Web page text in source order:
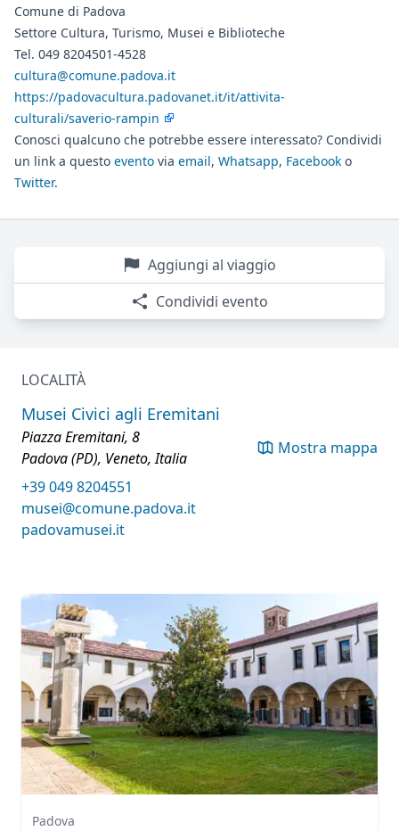
Comune di Padova
Settore Cultura, Turismo, Musei e Biblioteche
Tel. 049 8204501-4528
cultura@comune.padova.it
https://padovacultura.padovanet.it/it/attivita-
culturali/saverio-rampin
Conosci qualcuno che potrebbe essere interessato? Condividi
un link a questo evento via email, Whatsapp, Facebook o
Twitter.
Aggiungi al viaggio
Condividi evento
LOCALITÀ
Musei Civici agli Eremitani
Piazza Eremitani, 8
Padova (PD), Veneto, Italia
Mostra mappa
+39 049 8204551
musei@comune.padova.it
padovamusei.it
Padova